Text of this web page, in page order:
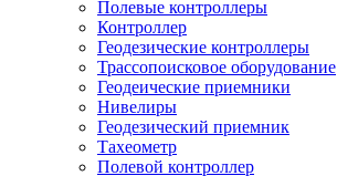
Полевые контроллеры
Контроллер
Геодезические контроллеры
Трассопоисковое оборудование
Геодеические приемники
Нивелиры
Геодезический приемник
Тахеометр
Полевой контроллер